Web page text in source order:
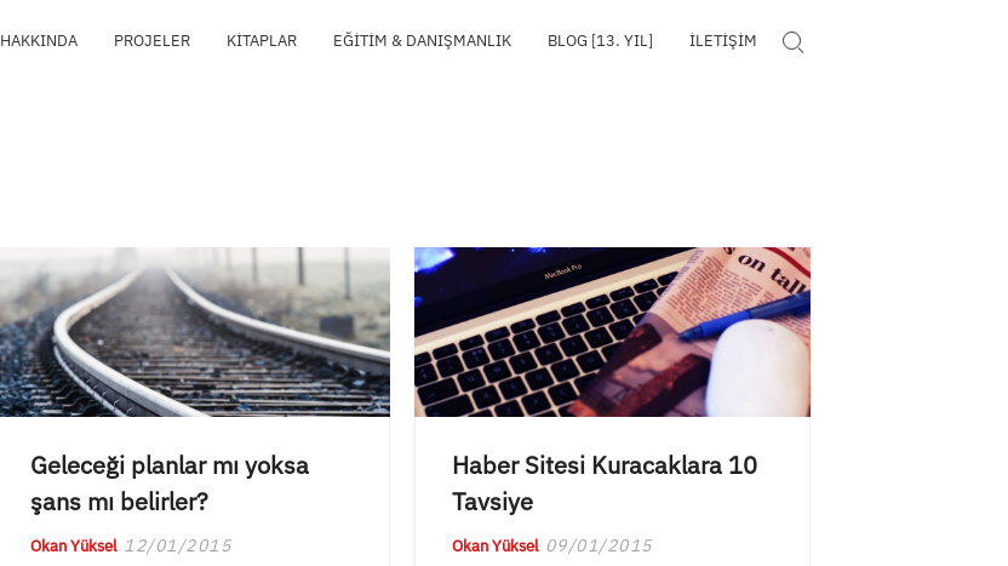
HAKKINDA PROJELER KITAPLAR EĞITIM & DANIŞMANLIK BLOG [13. YIL] İLETIŞIM Search for:
Geleceği planlar mı yoksa
şans mı belirler?
Okan Yüksel 12/01/2015
Haber Sitesi Kuracaklara 10
Tavsiye
Okan Yüksel 09/01/2015